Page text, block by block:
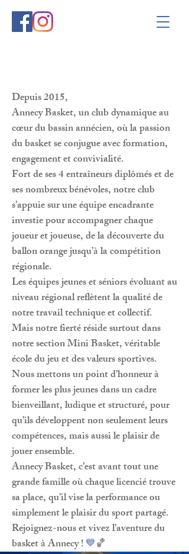
Depuis 2015,
Annecy Basket, un club dynamique au
cœur du bassin annécien, où la passion
du basket se conjugue avec formation,
engagement et convivialité.
Fort de ses 4 entraîneurs diplômés et de
ses nombreux bénévoles, notre club
s’appuie sur une équipe encadrante
investie pour accompagner chaque
joueur et joueuse, de la découverte du
ballon orange jusqu’à la compétition
régionale.
Les équipes jeunes et séniors évoluant au
niveau régional reflètent la qualité de
notre travail technique et collectif.
Mais notre fierté réside surtout dans
notre section Mini Basket, véritable
école du jeu et des valeurs sportives.
Nous mettons un point d’honneur à
former les plus jeunes dans un cadre
bienveillant, ludique et structuré, pour
qu’ils développent non seulement leurs
compétences, mais aussi le plaisir de
jouer ensemble.
Annecy Basket, c’est avant tout une
grande famille où chaque licencié trouve
sa place, qu’il vise la performance ou
simplement le plaisir du sport partagé.
Rejoignez-nous et vivez l’aventure du
basket à Annecy !💙🏀